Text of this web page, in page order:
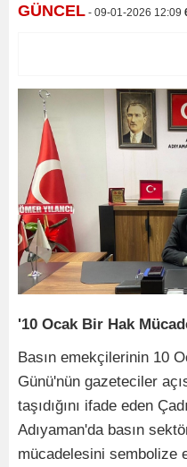
GÜNCEL - 09-01-2026 12:09
'10 Ocak Bir Hak
Basın emekçilerinin 10
Günü'nün gazeteciler
taşıdığını ifade eden
Adıyaman'da basın
mücadelesini sembolize